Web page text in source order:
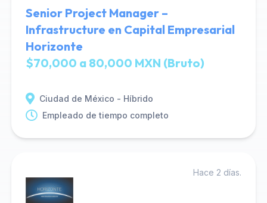
Senior Project Manager –
Infrastructure en Capital Empresarial
Horizonte
$70,000 a 80,000 MXN (Bruto)
Ciudad de México - Híbrido
Empleado de tiempo completo
Hace 2 días.